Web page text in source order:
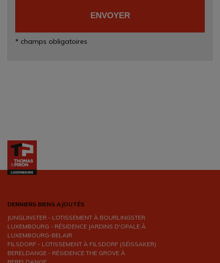
* champs obligatoires
DERNIERS BIENS AJOUTÉS
JUNGLINSTER - LOTISSEMENT À BOURLINGSTER
LUXEMBOURG - RÉSIDENCE JARDINS D'OPALE À
LUXEMBOURG-BELAIR
FILSDORF - LOTISSEMENT À FILSDORF (SÉISSAKER)
BERELDANGE - RÉSIDENCE THE GROVE À